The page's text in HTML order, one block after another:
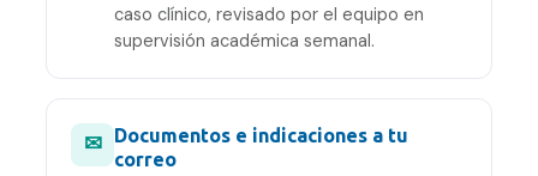
caso clínico, revisado por el equipo en
supervisión académica semanal.
✉
Documentos e indicaciones a tu
correo